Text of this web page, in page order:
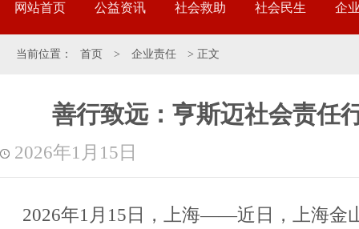
网站首页 公益资讯 社会救助 社会民生 企
当前位置： 首页 > 企业责任 > 正文
善行致远：亨斯迈社会责任
2026年1月15日
2026年1月15日，上海——近日，上海金